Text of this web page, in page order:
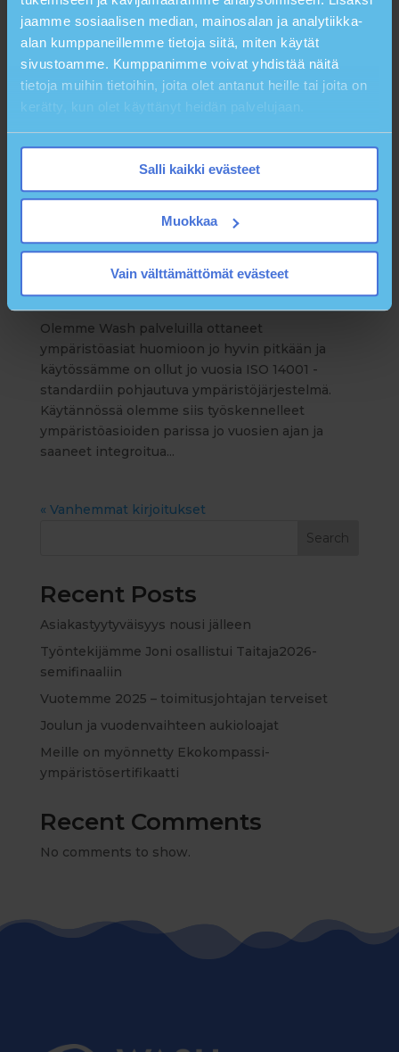
jaamme sosiaalisen median, mainosalan ja analytiikka-
alan kumppaneillemme tietoja siitä, miten käytät
sivustoamme. Kumppanimme voivat yhdistää näitä
tietoja muihin tietoihin, joita olet antanut heille tai joita on
kerätty, kun olet käyttänyt heidän palvelujaan.
Salli kaikki evästeet
Muokkaa
Vain välttämättömät evästeet
Meille on myönnetty Ekokompassi-
ympäristösertifikaatti
Olemme Wash palveluilla ottaneet
ympäristöasiat huomioon jo hyvin pitkään ja
käytössämme on ollut jo vuosia ISO 14001 -
standardiin pohjautuva ympäristöjärjestelmä.
Käytännössä olemme siis työskennelleet
ympäristöasioiden parissa jo vuosien ajan ja
saaneet integroitua...
« Vanhemmat kirjoitukset
Search
Recent Posts
Asiakastyytyväisyys nousi jälleen
Työntekijämme Joni osallistui Taitaja2026-
semifinaaliin
Vuotemme 2025 – toimitusjohtajan terveiset
Joulun ja vuodenvaihteen aukioloajat
Meille on myönnetty Ekokompassi-
ympäristösertifikaatti
Recent Comments
No comments to show.